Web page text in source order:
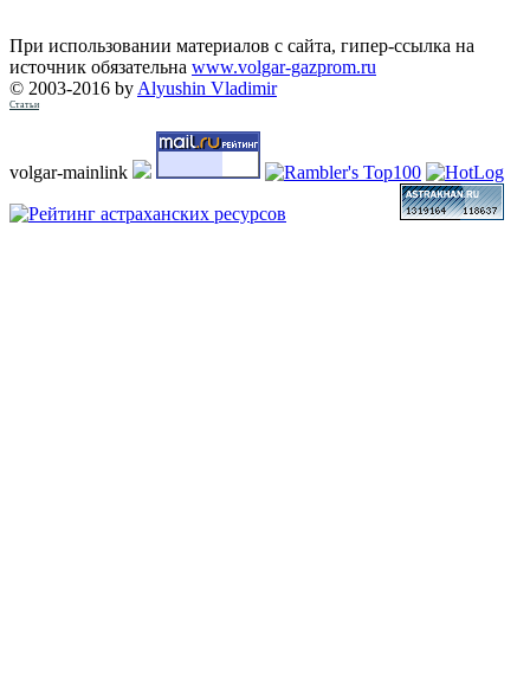
При использовании материалов с сайта, гипер-ссылка на
источник обязательна www.volgar-gazprom.ru
© 2003-2016 by Alyushin Vladimir
Статьи
volgar-mainlink